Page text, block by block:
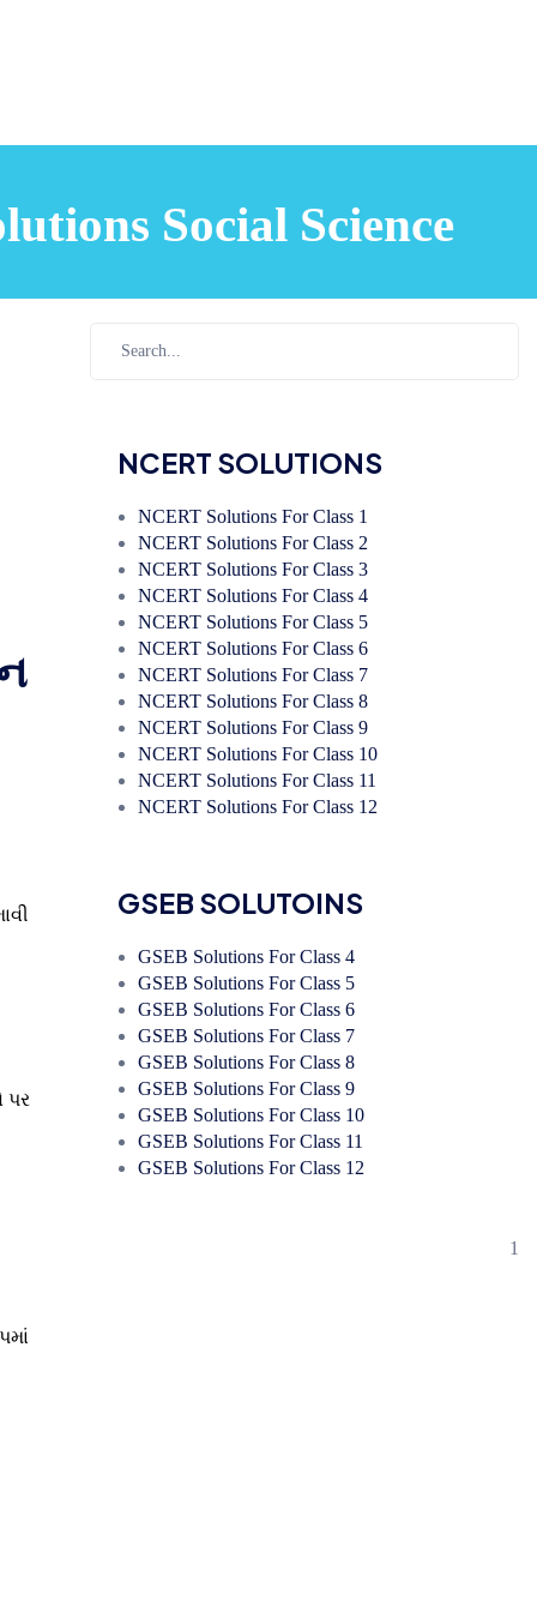
Social Science
પર
NCERT SOLUTIONS
NCERT Solutions For Class 1
NCERT Solutions For Class 2
NCERT Solutions For Class 3
NCERT Solutions For Class 4
NCERT Solutions For Class 5
NCERT Solutions For Class 6
NCERT Solutions For Class 7
NCERT Solutions For Class 8
NCERT Solutions For Class 9
NCERT Solutions For Class 10
NCERT Solutions For Class 11
NCERT Solutions For Class 12
GSEB SOLUTOINS
GSEB Solutions For Class 4
GSEB Solutions For Class 5
GSEB Solutions For Class 6
GSEB Solutions For Class 7
GSEB Solutions For Class 8
GSEB Solutions For Class 9
GSEB Solutions For Class 10
GSEB Solutions For Class 11
GSEB Solutions For Class 12
1